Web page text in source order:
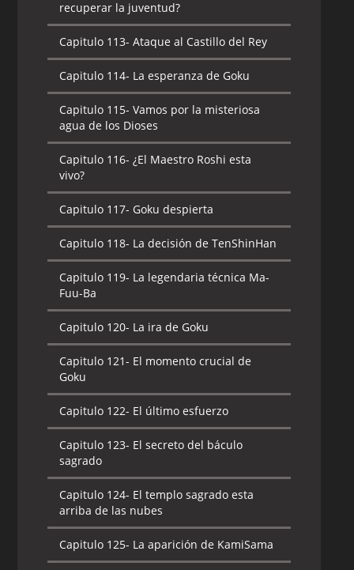
recuperar la juventud?
Capitulo 113- Ataque al Castillo del Rey
Capitulo 114- La esperanza de Goku
Capitulo 115- Vamos por la misteriosa
agua de los Dioses
Capitulo 116- ¿El Maestro Roshi esta
vivo?
Capitulo 117- Goku despierta
Capitulo 118- La decisión de TenShinHan
Capitulo 119- La legendaria técnica Ma-
Fuu-Ba
Capitulo 120- La ira de Goku
Capitulo 121- El momento crucial de
Goku
Capitulo 122- El último esfuerzo
Capitulo 123- El secreto del báculo
sagrado
Capitulo 124- El templo sagrado esta
arriba de las nubes
Capitulo 125- La aparición de KamiSama